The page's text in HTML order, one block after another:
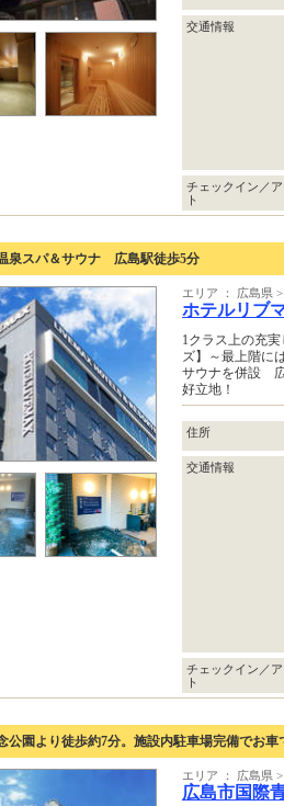
交通情報
チェックイン／
ト
泉スパ＆サウナ 広島駅徒歩5分
エリア ： 広島県
ホテルリブ
1クラス上の充
ズ】～最上階に
サウナを併設
好立地！
住所
交通情報
チェックイン／
ト
公園より徒歩約7分。施設内駐車場完備でお車
エリア ： 広島県
広島市国際